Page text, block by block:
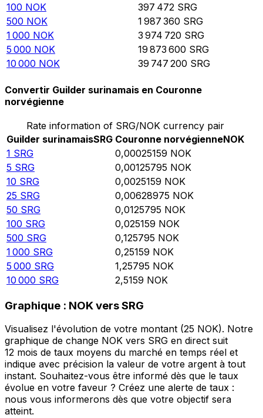
100 NOK 397 472 SRG
500 NOK 1 987 360 SRG
1 000 NOK 3 974 720 SRG
5 000 NOK 19 873 600 SRG
10 000 NOK 39 747 200 SRG
Convertir Guilder surinamais en Couronne
norvégienne
Rate information of SRG/NOK currency pair
Guilder surinamaisSRG Couronne norvégienneNOK
1 SRG 0,00025159 NOK
5 SRG 0,00125795 NOK
10 SRG 0,0025159 NOK
25 SRG 0,00628975 NOK
50 SRG 0,0125795 NOK
100 SRG 0,025159 NOK
500 SRG 0,125795 NOK
1 000 SRG 0,25159 NOK
5 000 SRG 1,25795 NOK
10 000 SRG 2,5159 NOK
Graphique : NOK vers SRG
Visualisez l'évolution de votre montant (25 NOK). Notre
graphique de change NOK vers SRG en direct suit
12 mois de taux moyens du marché en temps réel et
indique avec précision la valeur de votre argent à tout
instant. Souhaitez-vous être informé dès que le taux
évolue en votre faveur ? Créez une alerte de taux :
nous vous informerons dès que votre objectif sera
atteint.